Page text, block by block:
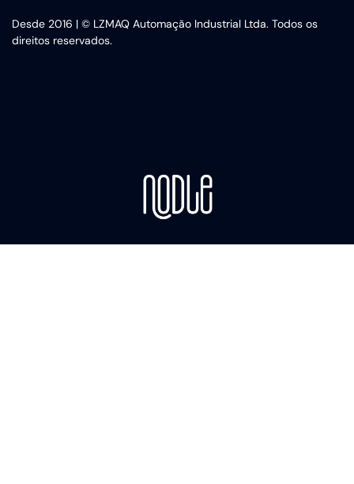
Desde 2016 | © LZMAQ Automação Industrial Ltda. Todos os
direitos reservados.